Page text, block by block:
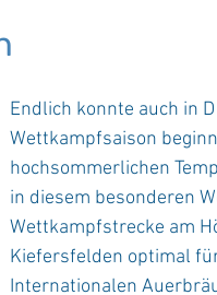
Endlich konnte auch in
Wettkampfsaison
hochsommerlichen
in diesem besonderen
Wettkampfstrecke am
Kiefersfelden optimal
Internationalen